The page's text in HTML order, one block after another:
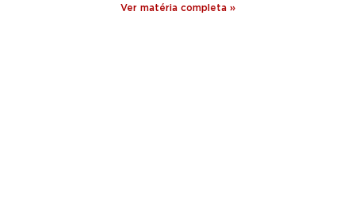
Ver matéria completa »